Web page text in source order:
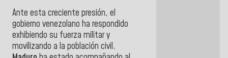
Ante esta creciente presión, el
gobierno venezolano ha respondido
exhibiendo su fuerza militar y
movilizando a la población civil.